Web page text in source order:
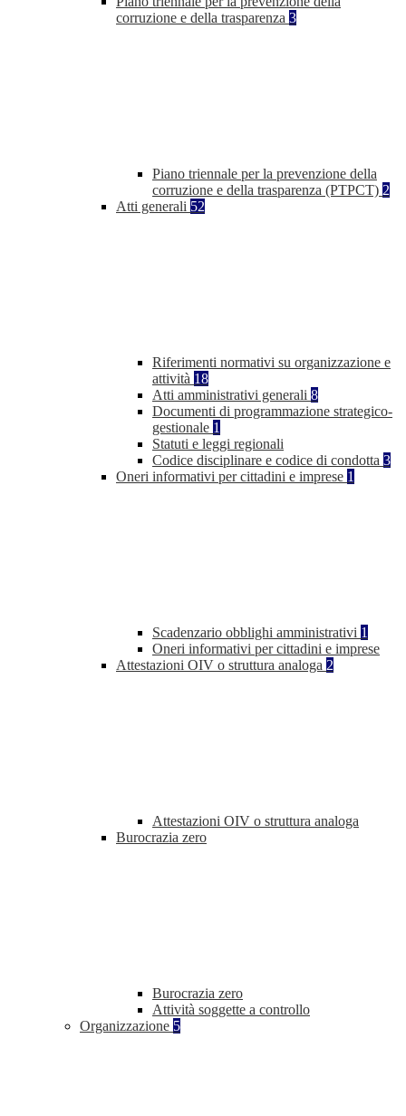
corruzione e della trasparenza 3
Piano triennale per la prevenzione della
corruzione e della trasparenza (PTPCT) 2
Atti generali 52
Riferimenti normativi su organizzazione e
attività 18
Atti amministrativi generali 8
Documenti di programmazione strategico-
gestionale 1
Statuti e leggi regionali
Codice disciplinare e codice di condotta 3
Oneri informativi per cittadini e imprese 1
Scadenzario obblighi amministrativi 1
Oneri informativi per cittadini e imprese
Attestazioni OIV o struttura analoga 2
Attestazioni OIV o struttura analoga
Burocrazia zero
Burocrazia zero
Attività soggette a controllo
Organizzazione 5